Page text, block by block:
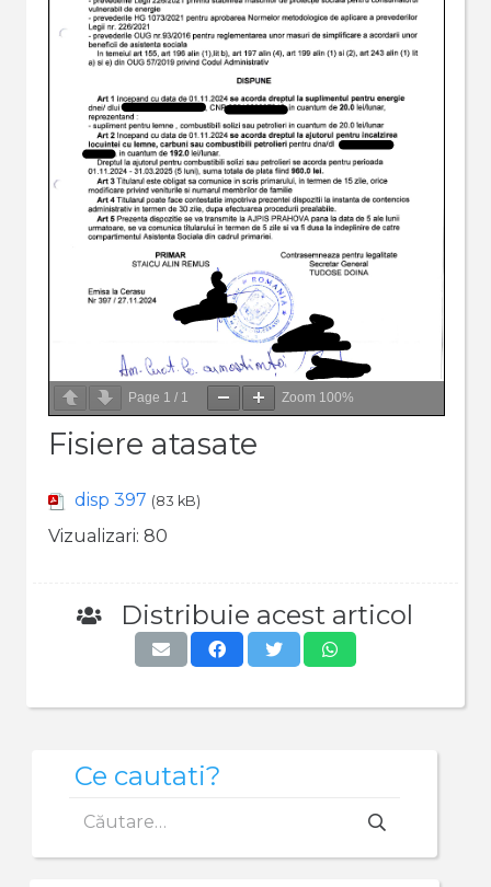
Page 1 / 1 Zoom 100%
Fisiere atasate
disp 397 (83 kB)
Vizualizari: 80
Distribuie acest articol
Ce cautati?
după: